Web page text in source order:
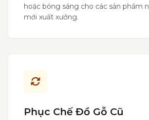
hoặc bóng sáng cho các sản phẩm
mới xuất xưởng.
Phục Chế Đồ Gỗ Cũ